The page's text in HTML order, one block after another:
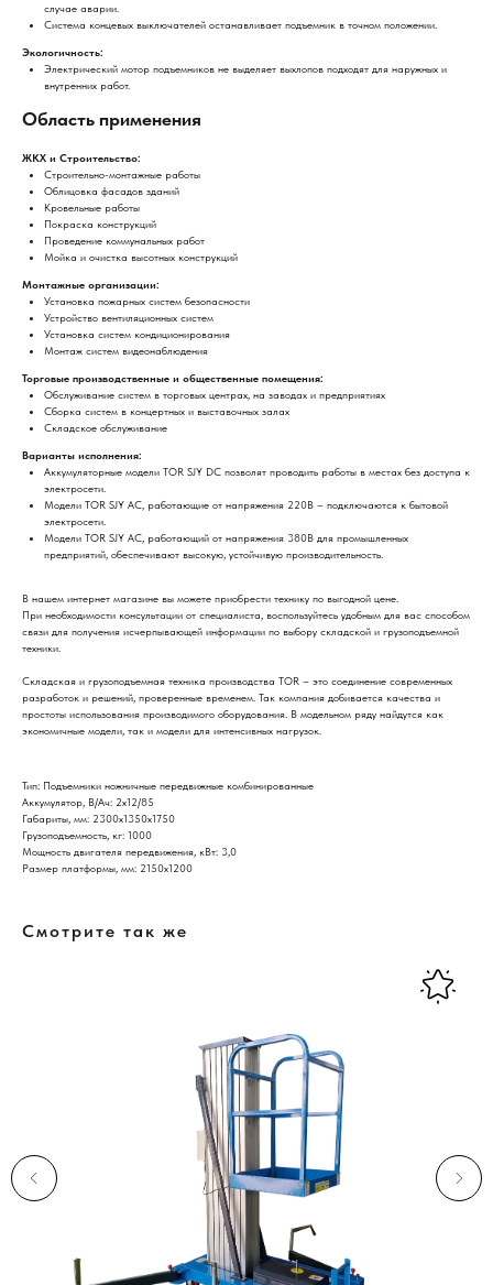
случае аварии.
Система концевых выключателей останавливает подъемник в точном положении.
Экологичность:
Электрический мотор подъемников не выделяет выхлопов подходят для наружных и
внутренних работ.
Область применения
ЖКХ и Строительство:
Строительно-монтажные работы
Облицовка фасадов зданий
Кровельные работы
Покраска конструкций
Проведение коммунальных работ
Мойка и очистка высотных конструкций
Монтажные организации:
Установка пожарных систем безопасности
Устройство вентиляционных систем
Установка систем кондиционирования
Монтаж систем видеонаблюдения
Торговые производственные и общественные помещения:
Обслуживание систем в торговых центрах, на заводах и предприятиях
Сборка систем в концертных и выставочных залах
Складское обслуживание
Варианты исполнения:
Аккумуляторные модели TOR SJY DC позволят проводить работы в местах без доступа к
электросети.
Модели TOR SJY AC, работающие от напряжения 220В – подключаются к бытовой
электросети.
Модели TOR SJY AC, работающий от напряжения 380В для промышленных
предприятий, обеспечивают высокую, устойчивую производительность.
В нашем интернет магазине вы можете приобрести технику по выгодной цене.
При необходимости консультации от специалиста, воспользуйтесь удобным для вас способом
связи для получения исчерпывающей информации по выбору складской и грузоподъемной
техники.
Складская и грузоподъемная техника производства TOR – это соединение современных
разработок и решений, проверенные временем. Так компания добивается качества и
простоты использования производимого оборудования. В модельном ряду найдутся как
экономичные модели, так и модели для интенсивных нагрузок.
Тип: Подъемники ножничные передвижные комбинированные
Аккумулятор, В/Ач: 2х12/85
Габариты, мм: 2300х1350х1750
Грузоподъемность, кг: 1000
Мощность двигателя передвижения, кВт: 3,0
Размер платформы, мм: 2150х1200
Смотрите так же